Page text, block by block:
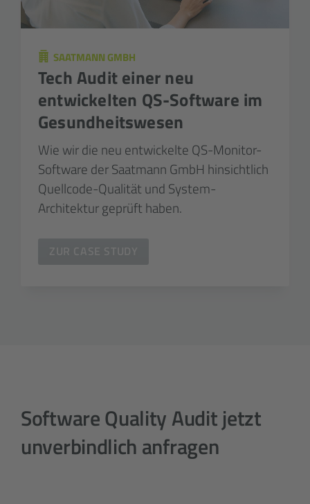
SAATMANN GMBH
Tech Audit einer neu
entwickelten QS-Software im
Gesundheits­wesen
Wie wir die neu entwickelte QS-Monitor-
Software der Saatmann GmbH hinsichtlich
Quellcode-Qualität und System-
Architektur geprüft haben.
ZUR CASE STUDY
Software Quality Audit jetzt
unverbindlich anfragen